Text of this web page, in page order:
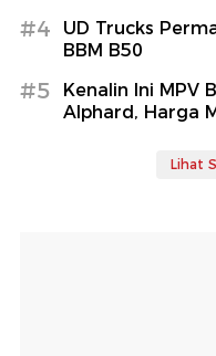
#4
UD Trucks
BBM B50
#5
Kenalin Ini MPV
Alphard, Harga
Lihat